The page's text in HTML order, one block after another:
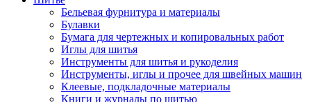
Бельевая фурнитура и материалы
Булавки
Бумага для чертежных и копировальных работ
Иглы для шитья
Инструменты для шитья и рукоделия
Инструменты, иглы и прочее для швейных машин
Клеевые, подкладочные материалы
Книги и журналы по шитью